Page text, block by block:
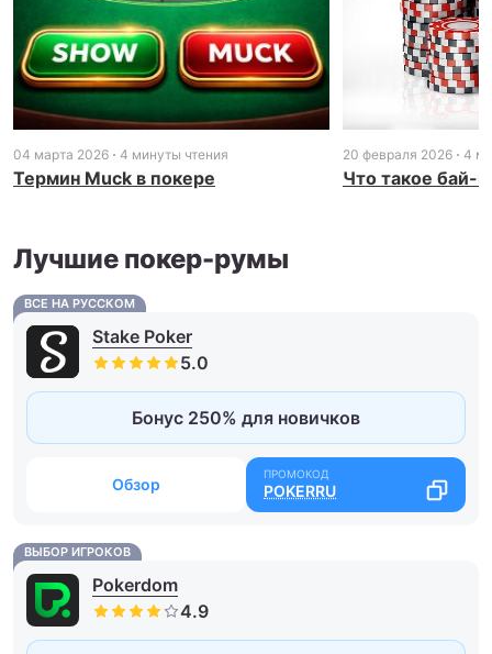
04 марта 2026 4 минуты чтения
Термин Muck в покере
20 февраля 2026 4
Что такое бай-
Лучшие покер-румы
ВСЕ НА РУССКОМ
Stake Poker
Бонус 250% для новичков
Обзор POKERRU
ВЫБОР ИГРОКОВ
Pokerdom